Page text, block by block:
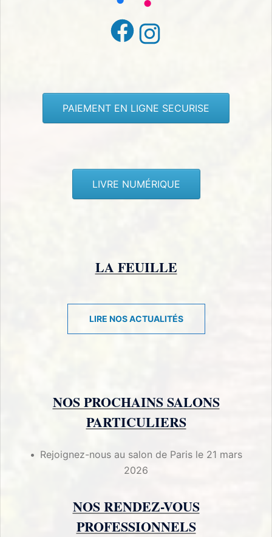
Facebook
Instagram
PAIEMENT EN LIGNE SECURISE
LIVRE NUMÉRIQUE
LA FEUILLE
LIRE NOS ACTUALITÉS
NOS PROCHAINS SALONS
PARTICULIERS
Rejoignez-nous au salon de Paris le 21 mars
2026
NOS RENDEZ-VOUS
PROFESSIONNELS